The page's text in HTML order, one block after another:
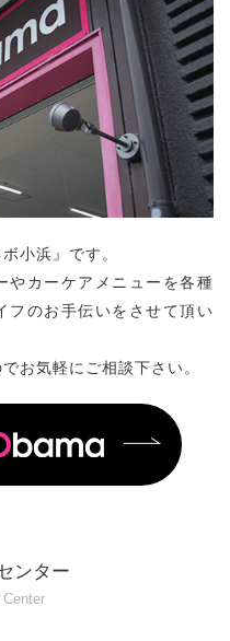
小浜』です。
やカーケアメニューを各種
フのお手伝いをさせて頂い
お気軽にご相談下さい。
ンター